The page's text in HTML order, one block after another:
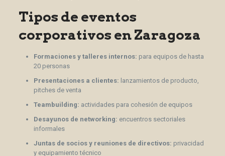
Tipos de eventos
corporativos en Zaragoza
Formaciones y talleres internos: para equipos de hasta
20 personas
Presentaciones a clientes: lanzamientos de producto,
pitches de venta
Teambuilding: actividades para cohesión de equipos
Desayunos de networking: encuentros sectoriales
informales
Juntas de socios y reuniones de directivos: privacidad
y equipamiento técnico